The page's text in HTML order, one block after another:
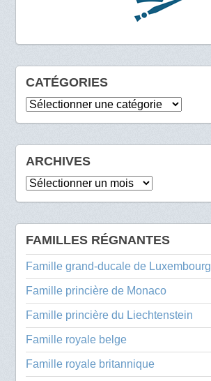
CATÉGORIES
Catégories
ARCHIVES
Archives
FAMILLES RÉGNANTES
Famille grand-ducale de Luxembourg
Famille princière de Monaco
Famille princière du Liechtenstein
Famille royale belge
Famille royale britannique